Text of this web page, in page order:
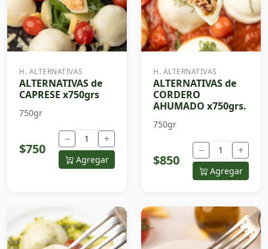
H. ALTERNATIVAS
ALTERNATIVAS de
CAPRESE x750grs
750gr
$750
− +
Agregar
H. ALTERNATIVAS
ALTERNATIVAS de
CORDERO
AHUMADO x750grs.
750gr
$850
− +
Agregar